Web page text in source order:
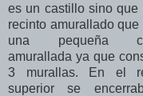
es un castillo sino que
recinto amurallado que
una pequeña
amurallada ya que
3 murallas. En el
superior se